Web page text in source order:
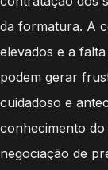
da formatura. A
elevados e a
podem gerar
cuidadoso e
conhecimento
negociação de